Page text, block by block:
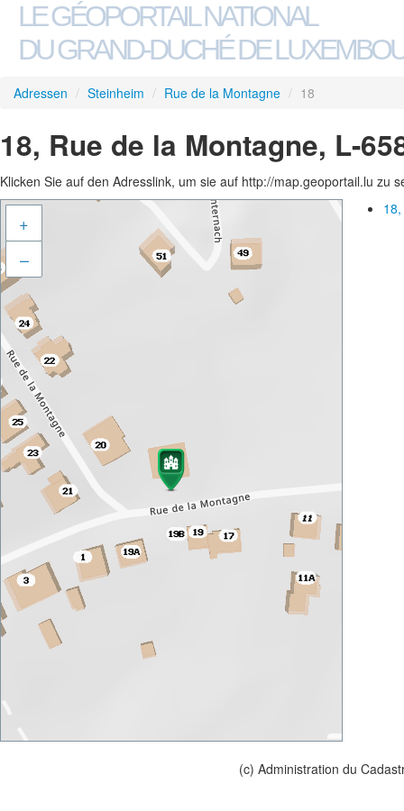
LE GÉOPORTAIL NATIONAL
DU GRAND-DUCHÉ DE
Adressen / Steinheim / Rue de la Montagne / 18
18, Rue de la Montagne, L-
Klicken Sie auf den Adresslink, um sie auf http://map.geoportail.lu zu
+
–
(c) Administration du